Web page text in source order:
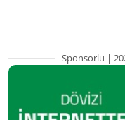
Sponsorlu |